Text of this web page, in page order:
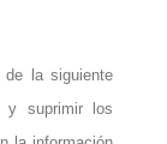
de la siguiente
y suprimir los